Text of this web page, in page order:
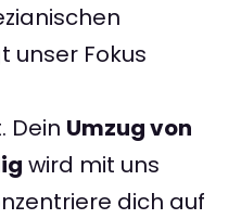
unser Fokus
Dein Umzug von
wird mit uns
dich auf